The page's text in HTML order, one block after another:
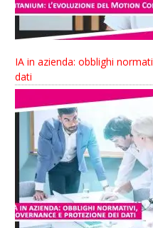
IA in azienda: obblighi
dati